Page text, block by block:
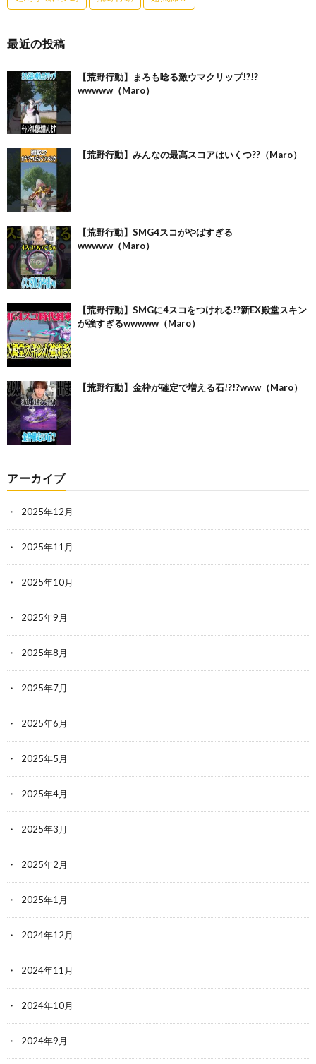
最近の投稿
【荒野行動】まろも唸る激ウマクリップ!?!?
wwwww（Maro）
【荒野行動】みんなの最高スコアはいくつ??（Maro）
【荒野行動】SMG4スコがやばすぎる
wwwww（Maro）
【荒野行動】SMGに4スコをつけれる!?新EX殿堂スキン
が強すぎるwwwww（Maro）
【荒野行動】金枠が確定で増える石!?!?www（Maro）
アーカイブ
2025年12月
2025年11月
2025年10月
2025年9月
2025年8月
2025年7月
2025年6月
2025年5月
2025年4月
2025年3月
2025年2月
2025年1月
2024年12月
2024年11月
2024年10月
2024年9月